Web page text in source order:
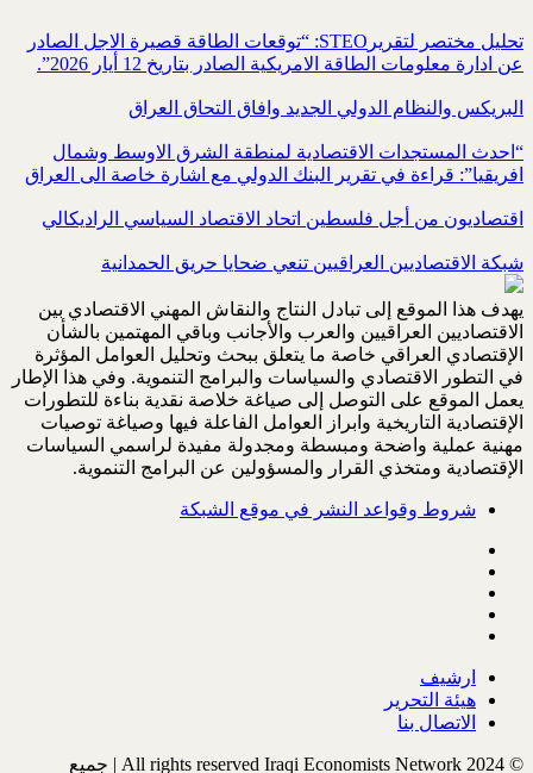
تحليل مختصر لتقريرSTEO‏: “توقعات الطاقة قصيرة الاجل الصادر
عن ادارة معلومات الطاقة الامريكية ‏الصادر بتاريخ 12 أيار 2026”.‏
البريكس والنظام الدولي الجديد وافاق التحاق العراق
“احدث المستجدات الاقتصادية لمنطقة الشرق الاوسط وشمال
افريقيا”: قراءة في تقرير البنك الدولي مع اشارة خاصة الى العراق
اقتصاديون من أجل فلسطين اتحاد الاقتصاد السياسي الراديكالي
شبكة الاقتصاديين العراقيين تنعي ضحايا حريق الحمدانية
يهدف هذا الموقع إلى تبادل النتاج والنقاش المهني الاقتصادي بين
الاقتصاديين العراقيين والعرب والأجانب وباقي المهتمين بالشأن
الإقتصادي العراقي خاصة ما يتعلق ببحث وتحليل العوامل المؤثرة
في التطور الاقتصادي والسياسات والبرامج التنموية. وفي هذا الإطار
يعمل الموقع على التوصل إلى صياغة خلاصة نقدية بناءة للتطورات
الإقتصادية التاريخية وابراز العوامل الفاعلة فيها وصياغة توصيات
مهنية عملية واضحة ومبسطة ومجدولة مفيدة لراسمي السياسات
الإقتصادية ومتخذي القرار والمسؤولين عن البرامج التنموية.
شروط وقواعد النشر في موقع الشبكة
ارشيف
هيئة التحرير
الاتصال بنا
© All rights reserved Iraqi Economists Network 2024 | جميع